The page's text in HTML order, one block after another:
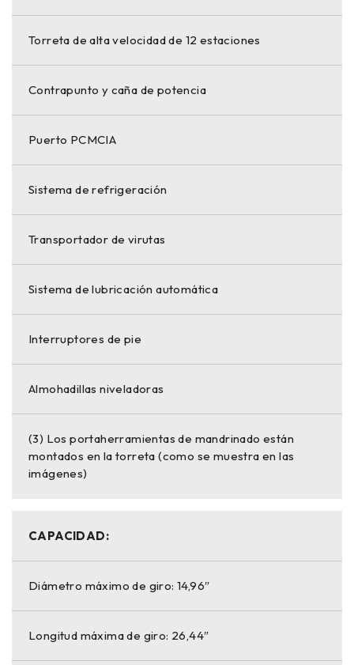
Torreta de alta velocidad de 12 estaciones
Contrapunto y caña de potencia
Puerto PCMCIA
Sistema de refrigeración
Transportador de virutas
Sistema de lubricación automática
Interruptores de pie
Almohadillas niveladoras
(3) Los portaherramientas de mandrinado están
montados en la torreta (como se muestra en las
imágenes)
CAPACIDAD:
Diámetro máximo de giro: 14,96″
Longitud máxima de giro: 26,44″